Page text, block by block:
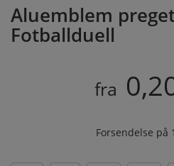
Aluemblem
Fotballduell
fra
Forsendelse på